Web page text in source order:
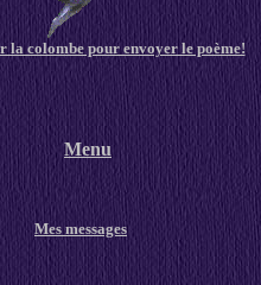
la colombe pour envoyer le poème!
Menu
Mes messages